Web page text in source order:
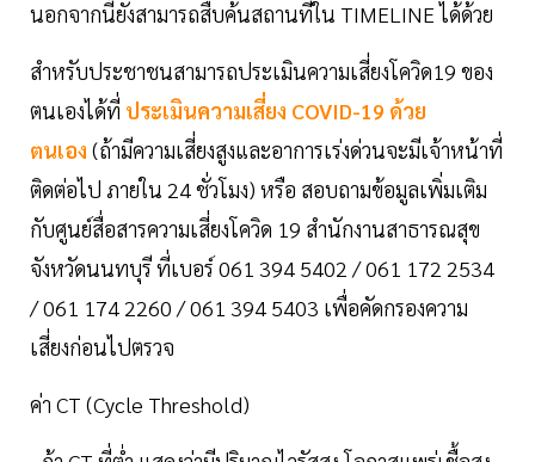
นอกจากนี้ยังสามารถสืบค้นสถานที่ใน TIMELINE ได้ด้วย
สำหรับประชาชนสามารถประเมินความเสี่ยงโควิด19 ของ
ตนเองได้ที่ ประเมินความเสี่ยง COVID-19 ด้วย
ตนเอง (ถ้ามีความเสี่ยงสูงและอาการเร่งด่วนจะมีเจ้าหน้าที่
ติดต่อไป ภายใน 24 ชั่วโมง) หรือ สอบถามข้อมูลเพิ่มเติม
กับศูนย์สื่อสารความเสี่ยงโควิด 19 สำนักงานสาธารณสุข
จังหวัดนนทบุรี ที่เบอร์ 061 394 5402 / 061 172 2534
/ 061 174 2260 / 061 394 5403 เพื่อคัดกรองความ
เสี่ยงก่อนไปตรวจ
ค่า CT (Cycle Threshold)